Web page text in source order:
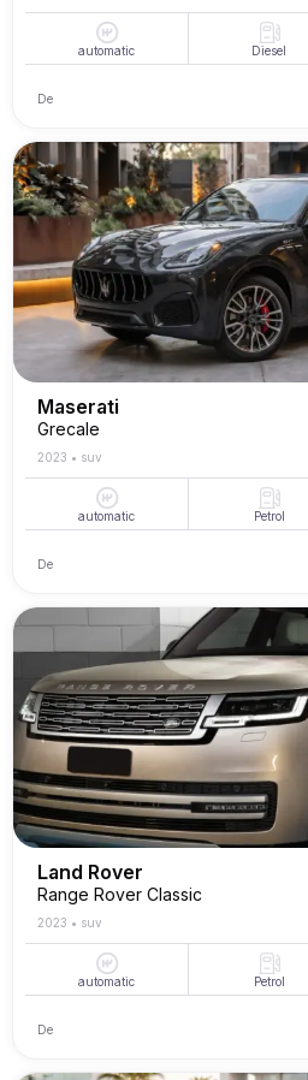
automatic Diesel
De
Maserati
Grecale
2023 • suv
automatic Petrol
De
Land Rover
Range Rover Classic
2023 • suv
automatic Petrol
De